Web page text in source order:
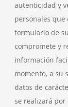
autenticidad y
personales
formulario de
compromete y
información
momento, a su
datos de
se realizará